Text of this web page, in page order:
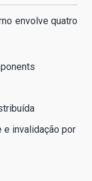
envolve quatro
e invalidação por